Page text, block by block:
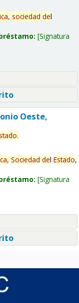
sociedad del
Signatura
Oeste,
.
Sociedad del Estado,
Signatura